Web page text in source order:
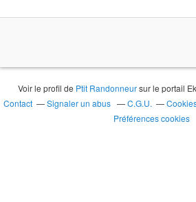
Voir le profil de Ptit Randonneursur le portail
Contact
Signaler un abus C.G.U.
Préférences cookies